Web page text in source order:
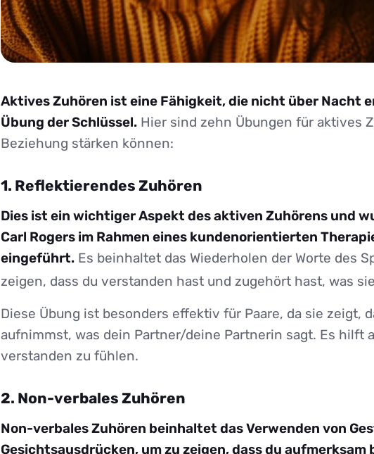
Aktives Zuhören ist eine Fähigkeit, die nicht über Nacht
Übung der Schlüssel. Hier sind zehn Übungen für aktives
Beziehung stärken können:
1. Reflektierendes Zuhören
Dies ist ein wichtiger Aspekt des aktiven Zuhörens und
Carl Rogers im Rahmen eines kundenorientierten
eingeführt. Es beinhaltet das Wiederholen der Worte des
zeigen, dass du verstanden hast und zugehört hast, was
Diese Übung ist besonders effektiv für Paare, da sie zeigt,
aufnimmst, was dein Partner/deine Partnerin sagt. Es hilft
verstanden zu fühlen.
2. Non-verbales Zuhören
Non-verbales Zuhören beinhaltet das Verwenden von
Gesichtsausdrücken, um zu zeigen, dass du aufmerksam